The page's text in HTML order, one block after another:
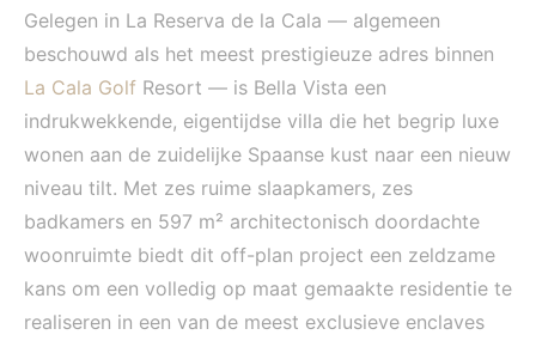
Gelegen in La Reserva de la Cala — algemeen
beschouwd als het meest prestigieuze adres binnen
La Cala Golf Resort — is Bella Vista een
indrukwekkende, eigentijdse villa die het begrip luxe
wonen aan de zuidelijke Spaanse kust naar een nieuw
niveau tilt. Met zes ruime slaapkamers, zes
badkamers en 597 m² architectonisch doordachte
woonruimte biedt dit off-plan project een zeldzame
kans om een volledig op maat gemaakte residentie te
realiseren in een van de meest exclusieve enclaves